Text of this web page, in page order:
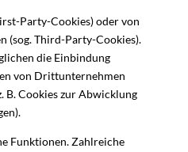
Party-Cookies) oder von
(sog. Third-Party-Cookies).
die Einbindung
von Drittunternehmen
B. Cookies zur Abwicklung
Funktionen. Zahlreiche